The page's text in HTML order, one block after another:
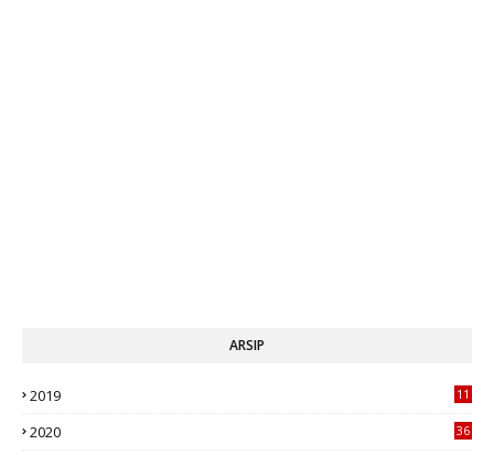
ARSIP
2019
11
2020 36